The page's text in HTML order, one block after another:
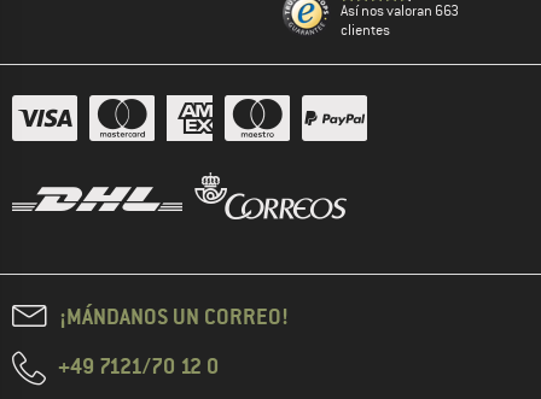
Así nos valoran 663
clientes
¡MÁNDANOS UN CORREO!
+49 7121/70 12 0